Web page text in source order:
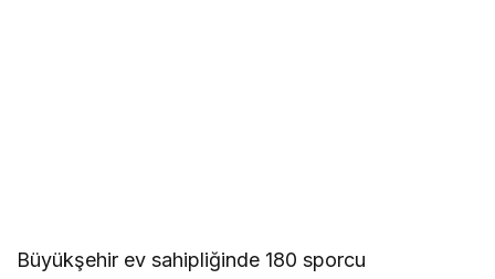
Büyükşehir ev sahipliğinde 180 sporcu